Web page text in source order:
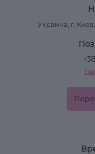
Украина, г.